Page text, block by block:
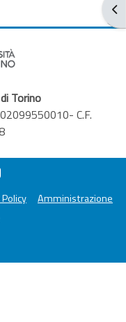
Torino
C.F.
Amministrazione